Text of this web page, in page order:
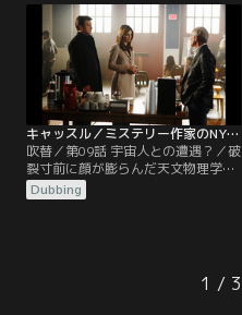
ラ入りの水鉄砲、一瞬で脱ぎ取れる
制服を着ていた“ストリッパー”だっ
た。ストリップクラブで“いじめ”が
あったと知ると、ベケットはキャッ
スルを誘い潜入捜査に乗り込む
が…。
キャッスル／ミステリー作家のNY事件簿 シーズン3 第09話／吹替
吹替／第09話 宇宙人との遭遇？／破
裂寸前に顔が膨らんだ天文物理学者-
-操車場に置かれた不審な車から、女
性の変死体が発見された。被害者は
と同じゼロ気圧にさらされた“爆発
的減圧”による死亡と断定。キャッ
Dubbing
1